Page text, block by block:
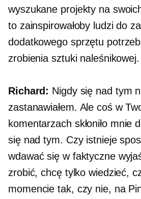
wyszukane projekty na
to zainspirowałoby ludzi do
dodatkowego sprzętu
zrobienia sztuki naleśnikowej.
Richard: Nigdy się nad tym
zastanawiałem. Ale coś w
komentarzach skłoniło mnie
się nad tym. Czy istnieje
wdawać się w faktyczne
zrobić, chcę tylko wiedzieć,
momencie tak, czy nie, na